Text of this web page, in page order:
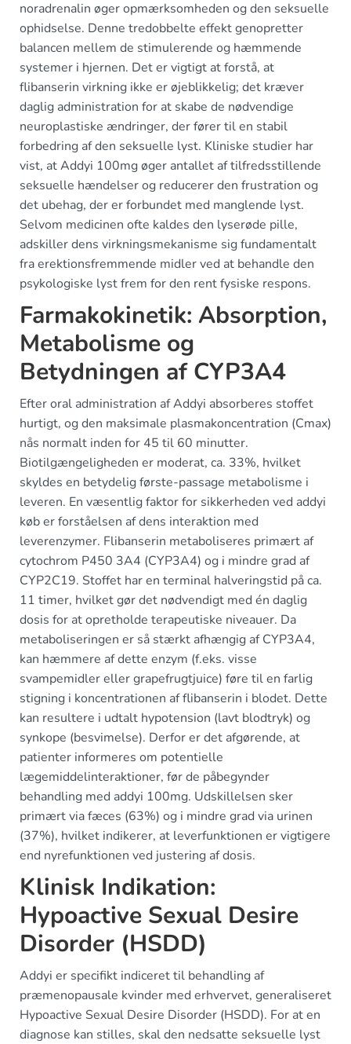
noradrenalin øger opmærksomheden og den seksuelle
ophidselse. Denne tredobbelte effekt genopretter
balancen mellem de stimulerende og hæmmende
systemer i hjernen. Det er vigtigt at forstå, at
flibanserin virkning ikke er øjeblikkelig; det kræver
daglig administration for at skabe de nødvendige
neuroplastiske ændringer, der fører til en stabil
forbedring af den seksuelle lyst. Kliniske studier har
vist, at Addyi 100mg øger antallet af tilfredsstillende
seksuelle hændelser og reducerer den frustration og
det ubehag, der er forbundet med manglende lyst.
Selvom medicinen ofte kaldes den lyserøde pille,
adskiller dens virkningsmekanisme sig fundamentalt
fra erektionsfremmende midler ved at behandle den
psykologiske lyst frem for den rent fysiske respons.
Farmakokinetik: Absorption,
Metabolisme og
Betydningen af CYP3A4
Efter oral administration af Addyi absorberes stoffet
hurtigt, og den maksimale plasmakoncentration (Cmax)
nås normalt inden for 45 til 60 minutter.
Biotilgængeligheden er moderat, ca. 33%, hvilket
skyldes en betydelig første-passage metabolisme i
leveren. En væsentlig faktor for sikkerheden ved addyi
køb er forståelsen af dens interaktion med
leverenzymer. Flibanserin metaboliseres primært af
cytochrom P450 3A4 (CYP3A4) og i mindre grad af
CYP2C19. Stoffet har en terminal halveringstid på ca.
11 timer, hvilket gør det nødvendigt med én daglig
dosis for at opretholde terapeutiske niveauer. Da
metaboliseringen er så stærkt afhængig af CYP3A4,
kan hæmmere af dette enzym (f.eks. visse
svampemidler eller grapefrugtjuice) føre til en farlig
stigning i koncentrationen af flibanserin i blodet. Dette
kan resultere i udtalt hypotension (lavt blodtryk) og
synkope (besvimelse). Derfor er det afgørende, at
patienter informeres om potentielle
lægemiddelinteraktioner, før de påbegynder
behandling med addyi 100mg. Udskillelsen sker
primært via fæces (63%) og i mindre grad via urinen
(37%), hvilket indikerer, at leverfunktionen er vigtigere
end nyrefunktionen ved justering af dosis.
Klinisk Indikation:
Hypoactive Sexual Desire
Disorder (HSDD)
Addyi er specifikt indiceret til behandling af
præmenopausale kvinder med erhvervet, generaliseret
Hypoactive Sexual Desire Disorder (HSDD). For at en
diagnose kan stilles, skal den nedsatte seksuelle lyst